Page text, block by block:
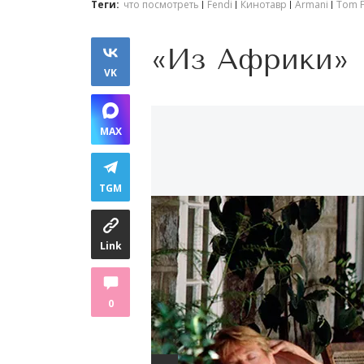
Теги: что посмотреть Fendi Кинотавр Armani Tom
VK
MAX
TGM
Link
0
«Из Африки»